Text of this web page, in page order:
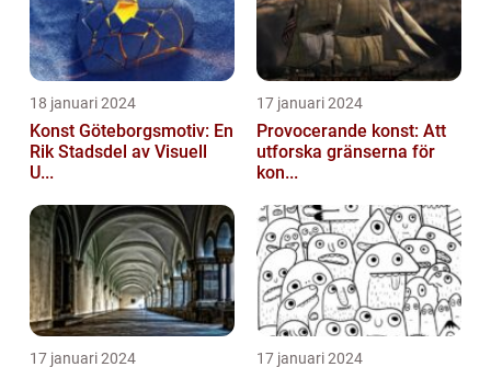
18 januari 2024
Konst Göteborgsmotiv: En
Rik Stadsdel av Visuell
U...
17 januari 2024
Provocerande konst: Att
utforska gränserna för
kon...
17 januari 2024 17 januari 2024